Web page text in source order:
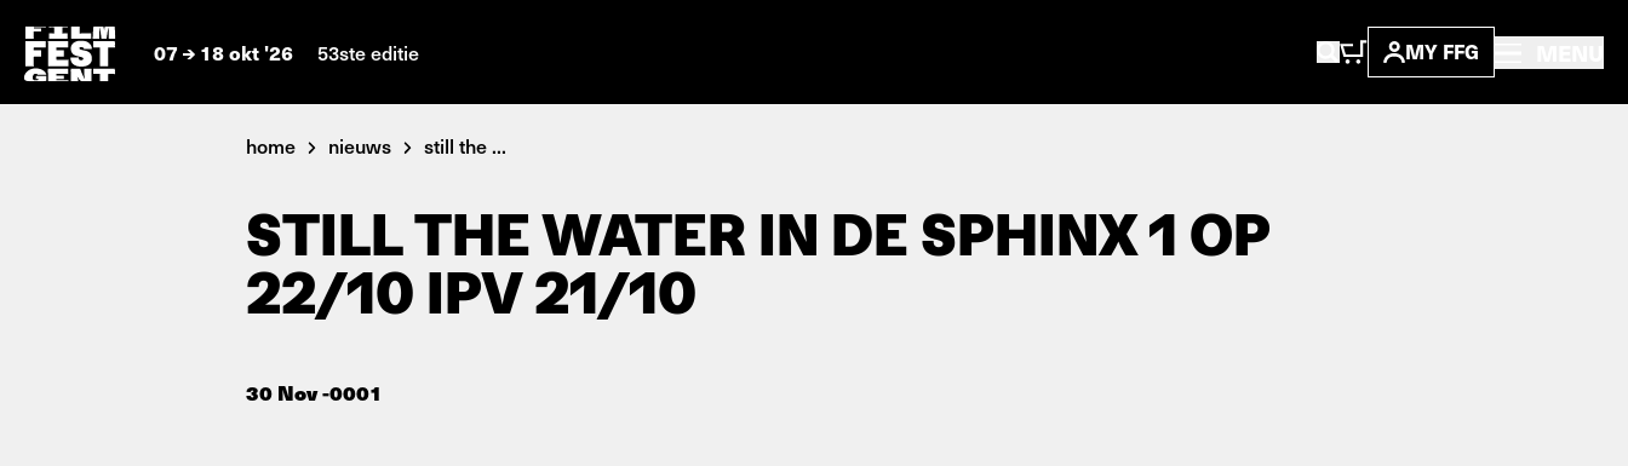
07 18 okt '26 53ste editie MY FFG
home nieuws still the ...
STILL THE WATER IN DE SPHINX 1 OP
22/10 IPV 21/10
30 Nov -0001